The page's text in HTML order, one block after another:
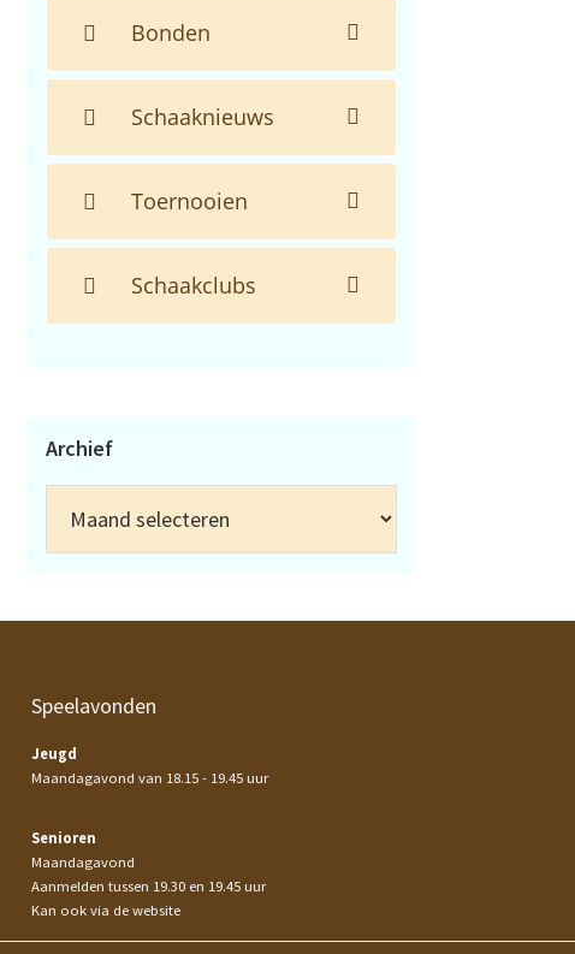
Bonden
Schaaknieuws
Toernooien
Schaakclubs
Archief
Speelavonden
Jeugd
Maandagavond van 18.15 - 19.45 uur
Senioren
Maandagavond
Aanmelden tussen 19.30 en 19.45 uur
Kan ook via de website